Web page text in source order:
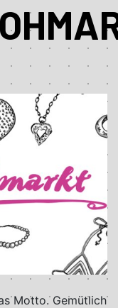
Motto. Gemütlich